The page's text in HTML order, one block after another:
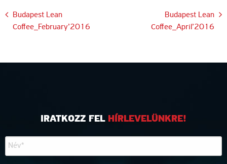
Bejegyzés
navigáció
Budapest Lean
Coffee_February’2016
Budapest Lean
Coffee_April’2016
IRATKOZZ FEL HÍRLEVELÜNKRE!